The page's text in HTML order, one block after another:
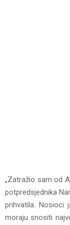
„Zatražio sam od
potpredsjednika
prihvatila. Nosioci
moraju snositi